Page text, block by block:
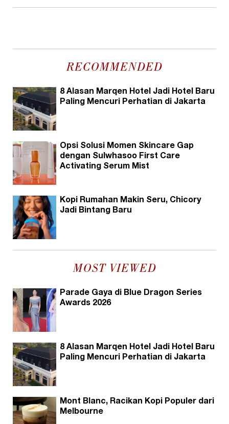
RECOMMENDED
8 Alasan Marqen Hotel Jadi Hotel Baru
Paling Mencuri Perhatian di Jakarta
Opsi Solusi Momen Skincare Gap
dengan Sulwhasoo First Care
Activating Serum Mist
Kopi Rumahan Makin Seru, Chicory
Jadi Bintang Baru
MOST VIEWED
Parade Gaya di Blue Dragon Series
Awards 2026
8 Alasan Marqen Hotel Jadi Hotel Baru
Paling Mencuri Perhatian di Jakarta
Mont Blanc, Racikan Kopi Populer dari
Melbourne